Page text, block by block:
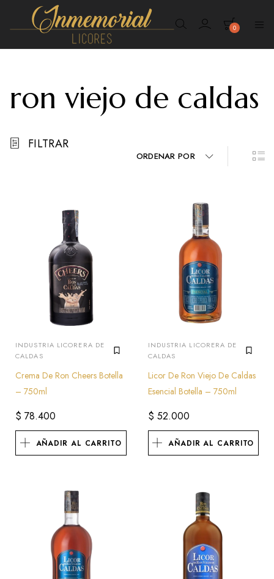
Inmemorial
0
ron viejo de caldas
FILTRAR
ORDENAR POR
INDUSTRIA LICORERA DE
CALDAS
Crema De Ron Cheers Botella
– 750ml
$ 78.400
AÑADIR AL CARRITO
INDUSTRIA LICORERA DE
CALDAS
Licor De Ron Viejo De Caldas
Esencial Botella – 750ml
$ 52.000
AÑADIR AL CARRITO